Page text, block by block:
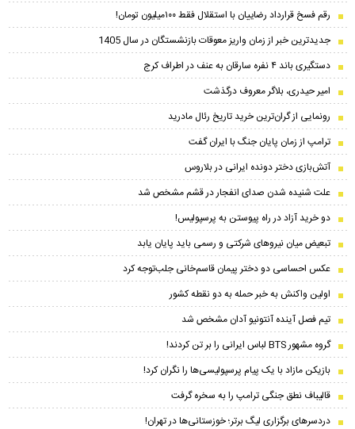
رقم فسخ قرارداد رضاییان با استقلال فقط ۱۰۰میلیون تومان!
جدیدترین خبر از زمان واریز معوقات بازنشستگان در سال 1405
دستگیری باند ۴ نفره سارقان به عنف در اطراف کرج
امیر حیدری، بلاگر معروف درگذشت
رونمایی از گران‌ترین خرید تاریخ رئال مادرید
ترامپ از زمان پایان جنگ با ایران گفت
آتش‌بازی دختر دونده ایرانی در بلاروس
علت شنیده شدن صدای انفجار در قشم مشخص شد
دو خرید آزاد در راه پیوستن به پرسپولیس!
تبعیض میان نیروهای شرکتی و رسمی باید پایان یابد
عکس احساسی دو دختر پیمان‌ قاسم‌خانی جلب‌توجه کرد
اولین واکنش به خبر حمله به دو نقطه کشور
تیم فصل آینده آنتونیو آدان مشخص شد
گروه مشهور BTS لباس ایرانی را بر تن کردند!
بازیکن مازاد با یک پیام پرسپولیسی‌ها را نگران کرد!
قالیباف نطق جنگی ترامپ را به سخره گرفت
دردسرهای برگزاری لیگ برتر؛ خوزستانی‌ها در تهران!